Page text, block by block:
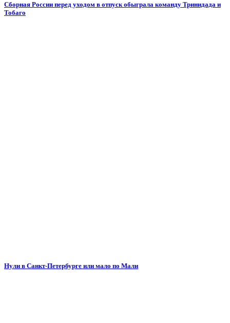
Сборная России перед уходом в отпуск обыграла команду Тринидада и
Тобаго
Нули в Санкт-Петербурге или мало по Мали